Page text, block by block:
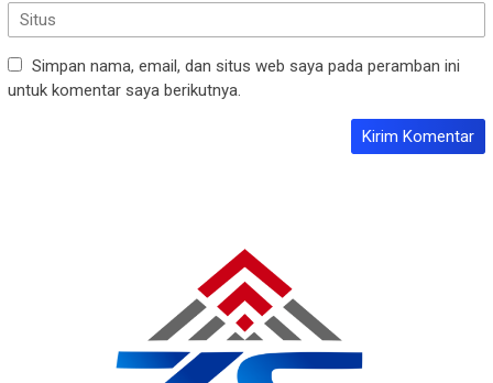
Simpan nama, email, dan situs web saya pada peramban ini
untuk komentar saya berikutnya.